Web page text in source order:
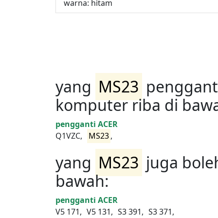
warna: hitam
yang MS23
komputer riba di
pengganti ACER
Q1VZC,
MS23,
yang MS23 juga
bawah:
pengganti ACER
V5 171, V5 131, S3 391, S3 371,